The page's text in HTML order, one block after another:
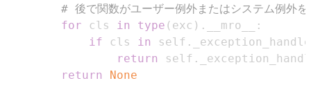
# 後で関数がユーザー例外またはシステム例外
for cls in type ( exc ) . __mro__
:
if cls in self .
return
self .
return
None